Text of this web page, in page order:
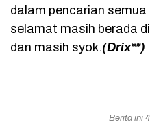
dalam pencarian semua
selamat masih berada
dan masih syok.(Drix**)
Berita ini